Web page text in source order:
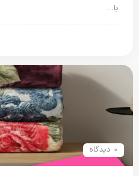
با…
0 دیدگاه